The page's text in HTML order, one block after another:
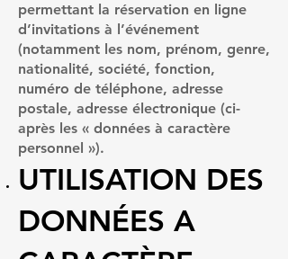
permettant la réservation en ligne
d’invitations à l’événement
(notamment les nom, prénom, genre,
nationalité, société, fonction,
numéro de téléphone, adresse
postale, adresse électronique (ci-
après les « données à caractère
personnel »).
UTILISATION DES
DONNÉES A